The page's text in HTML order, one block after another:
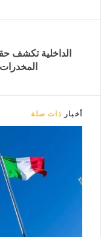
أخبار ذات صلة